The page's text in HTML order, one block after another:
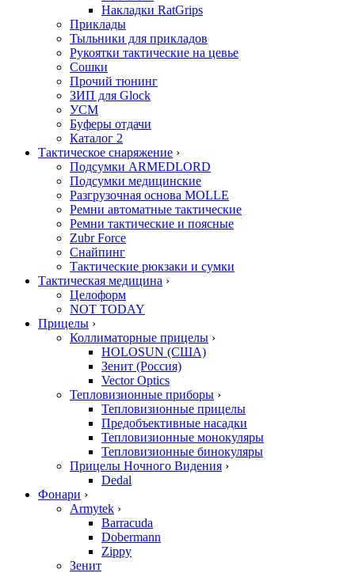
Накладки RatGrips
Приклады
Тыльники для прикладов
Рукоятки тактические на цевье
Сошки
Прочий тюнинг
ЗИП для Glock
УСМ
Буферы отдачи
Каталог 2
Тактическое снаряжение ›
Подсумки ARMEDLORD
Подсумки медицинские
Разгрузочная основа MOLLE
Ремни автоматные тактические
Ремни тактические и поясные
Zubr Force
Снайпинг
Тактические рюкзаки и сумки
Тактическая медицина ›
Целоформ
NOT TODAY
Прицелы ›
Коллиматорные прицелы ›
HOLOSUN (США)
Зенит (Россия)
Vector Optics
Тепловизионные приборы ›
Тепловизионные прицелы
Предобъективные насадки
Тепловизионные монокуляры
Тепловизионные бинокуляры
Прицелы Ночного Видения ›
Dedal
Фонари ›
Armytek ›
Barracuda
Dobermann
Zippy
Зенит